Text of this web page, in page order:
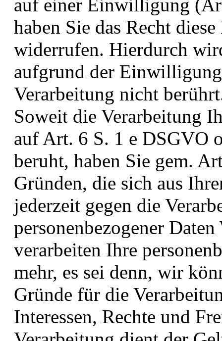
auf einer Einwilligung
haben Sie das Recht
widerrufen. Hierdurch
aufgrund der
Verarbeitung nicht
Soweit die Verarbeitung
auf Art. 6 S. 1 e DSGVO
beruht, haben Sie gem.
Gründen, die sich aus
jederzeit gegen die
personenbezogener
verarbeiten Ihre
mehr, es sei denn, wir
Gründe für die
Interessen, Rechte und